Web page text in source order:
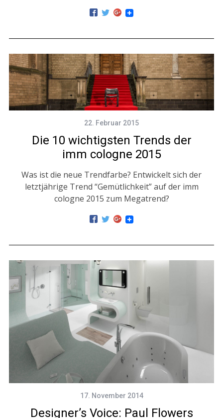
22. Februar 2015
Die 10 wichtigsten Trends der
imm cologne 2015
Was ist die neue Trendfarbe? Entwickelt sich der
letztjährige Trend “Gemütlichkeit” auf der imm
cologne 2015 zum Megatrend?
17. November 2014
Designer’s Voice: Paul Flowers